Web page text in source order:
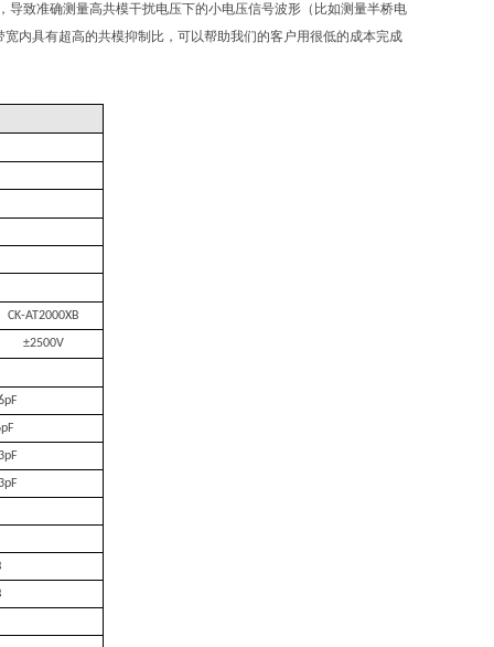
致准确测量高共模干扰电压下的小电压信号波形（比如测量半桥电
内具有超高的共模抑制比，可以帮助我们的客户用很低的成本完成
CK-AT2000XB
±2500V